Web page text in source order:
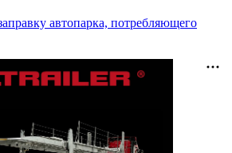
автопарка, потребляющего